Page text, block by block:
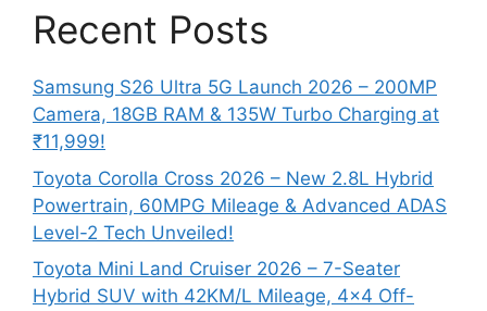
Recent Posts
Samsung S26 Ultra 5G Launch 2026 – 200MP
Camera, 18GB RAM & 135W Turbo Charging at
₹11,999!
Toyota Corolla Cross 2026 – New 2.8L Hybrid
Powertrain, 60MPG Mileage & Advanced ADAS
Level-2 Tech Unveiled!
Toyota Mini Land Cruiser 2026 – 7-Seater
Hybrid SUV with 42KM/L Mileage, 4×4 Off-